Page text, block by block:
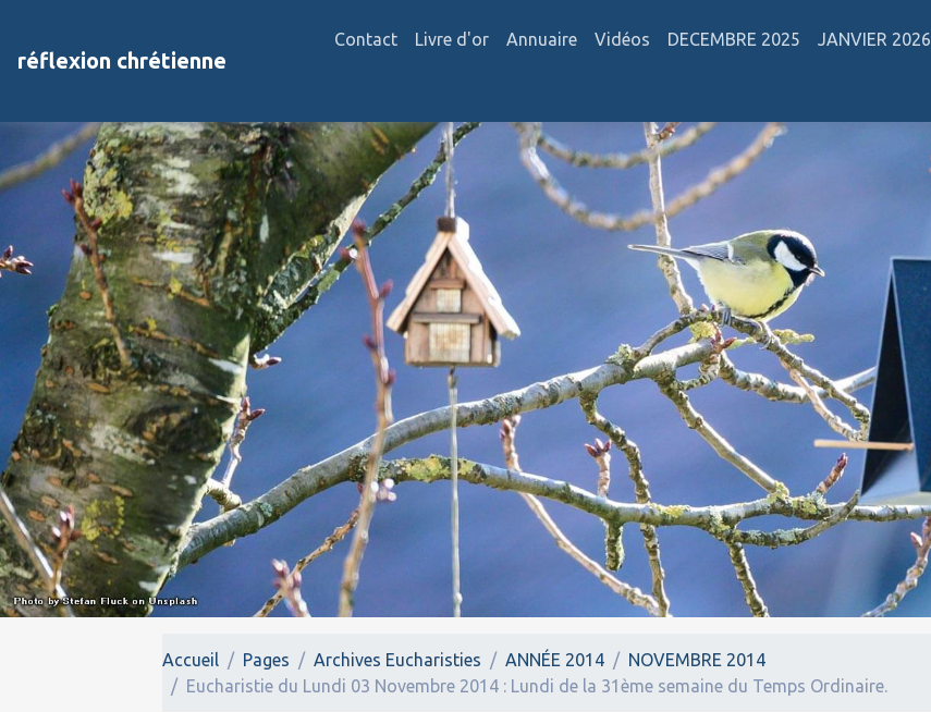
réflexion chrétienne
Contact Livre d'or Annuaire Vidéos DECEMBRE 2025 JANVIER 2026
Accueil Pages Archives Eucharisties ANNÉE 2014
NOVEMBRE 2014
Eucharistie du Lundi 03 Novembre 2014 : Lundi de la 31ème semaine du Temps Ordinaire.